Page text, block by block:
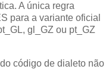
A única regra
para a variante oficial
gl_GZ ou pt_GZ
código de dialeto não